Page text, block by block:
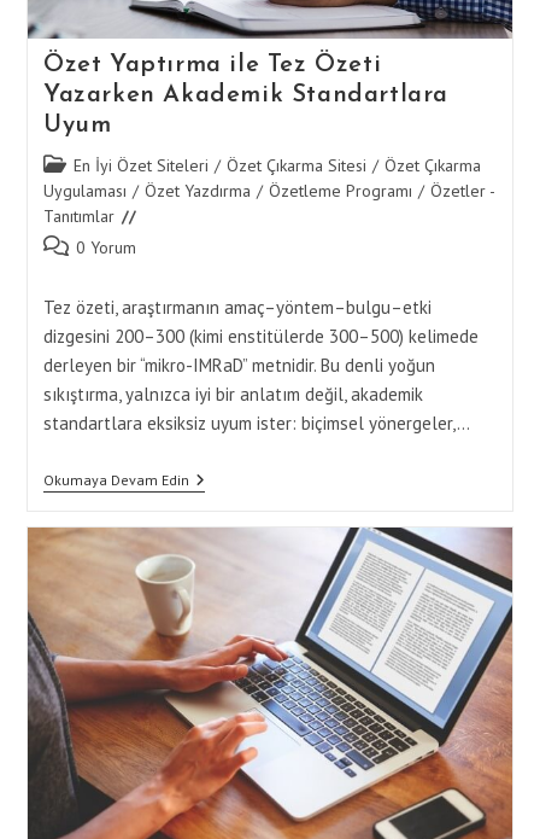
Özet Yaptırma ile Tez Özeti
Yazarken Akademik Standartlara
Uyum
Post
category:
En İyi Özet Siteleri / Özet Çıkarma Sitesi / Özet Çıkarma
Uygulaması / Özet Yazdırma / Özetleme Programı / Özetler -
Tanıtımlar
Post 0 Yorum
Tez özeti, araştırmanın amaç–yöntem–bulgu–etki
dizgesini 200–300 (kimi enstitülerde 300–500) kelimede
derleyen bir “mikro-IMRaD” metnidir. Bu denli yoğun
sıkıştırma, yalnızca iyi bir anlatım değil, akademik
standartlara eksiksiz uyum ister: biçimsel yönergeler,…
Okumaya Devam EdinÖzet
Özeti
Yazarken
Akademik
Standartlara
Uyum